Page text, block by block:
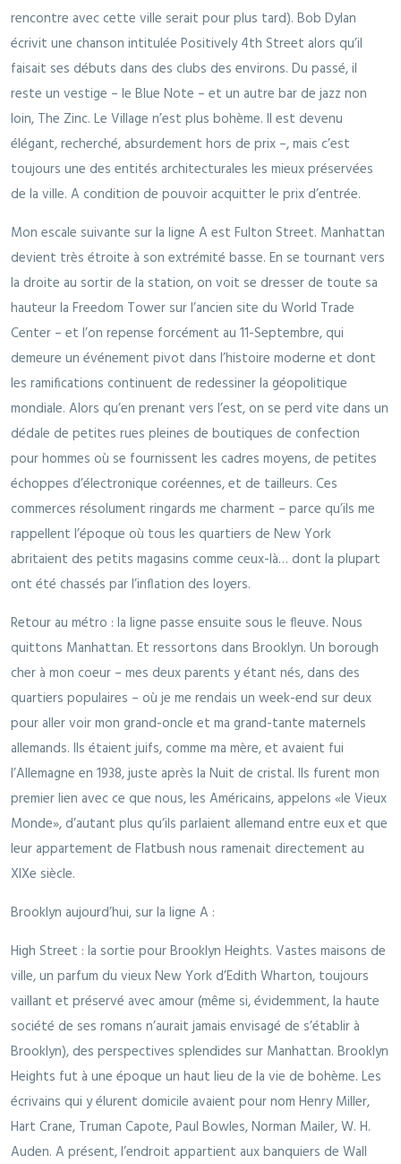
rencontre avec cette ville serait pour plus tard). Bob Dylan
écrivit une chanson intitulée Positively 4th Street alors qu’il
faisait ses débuts dans des clubs des environs. Du passé, il
reste un vestige – le Blue Note – et un autre bar de jazz non
loin, The Zinc. Le Village n’est plus bohème. Il est devenu
élégant, recherché, absurdement hors de prix –, mais c’est
toujours une des entités architecturales les mieux préservées
de la ville. A condition de pouvoir acquitter le prix d’entrée.
Mon escale suivante sur la ligne A est Fulton Street. Manhattan
devient très étroite à son extrémité basse. En se tournant vers
la droite au sortir de la station, on voit se dresser de toute sa
hauteur la Freedom Tower sur l’ancien site du World Trade
Center – et l’on repense forcément au 11-Septembre, qui
demeure un événement pivot dans l’histoire moderne et dont
les ramifications continuent de redessiner la géopolitique
mondiale. Alors qu’en prenant vers l’est, on se perd vite dans un
dédale de petites rues pleines de boutiques de confection
pour hommes où se fournissent les cadres moyens, de petites
échoppes d’électronique coréennes, et de tailleurs. Ces
commerces résolument ringards me charment – parce qu’ils me
rappellent l’époque où tous les quartiers de New York
abritaient des petits magasins comme ceux-là… dont la plupart
ont été chassés par l’inflation des loyers.
Retour au métro : la ligne passe ensuite sous le fleuve. Nous
quittons Manhattan. Et ressortons dans Brooklyn. Un borough
cher à mon coeur – mes deux parents y étant nés, dans des
quartiers populaires – où je me rendais un week-end sur deux
pour aller voir mon grand-oncle et ma grand-tante maternels
allemands. Ils étaient juifs, comme ma mère, et avaient fui
l’Allemagne en 1938, juste après la Nuit de cristal. Ils furent mon
premier lien avec ce que nous, les Américains, appelons «le Vieux
Monde», d’autant plus qu’ils parlaient allemand entre eux et que
leur appartement de Flatbush nous ramenait directement au
XIXe siècle.
Brooklyn aujourd’hui, sur la ligne A :
High Street : la sortie pour Brooklyn Heights. Vastes maisons de
ville, un parfum du vieux New York d’Edith Wharton, toujours
vaillant et préservé avec amour (même si, évidemment, la haute
société de ses romans n’aurait jamais envisagé de s’établir à
Brooklyn), des perspectives splendides sur Manhattan. Brooklyn
Heights fut à une époque un haut lieu de la vie de bohème. Les
écrivains qui y élurent domicile avaient pour nom Henry Miller,
Hart Crane, Truman Capote, Paul Bowles, Norman Mailer, W. H.
Auden. A présent, l’endroit appartient aux banquiers de Wall